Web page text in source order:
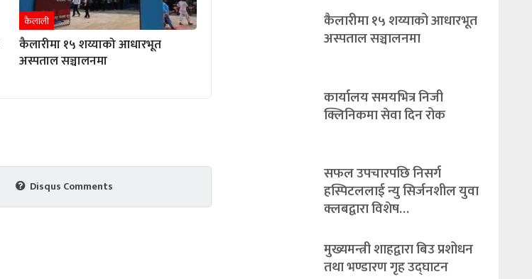
कैलाली
कैलारीमा १५ शय्याको आधारभूत
अस्पताल सञ्चालनमा
Disqus Comments
कैलारीमा १५ शय्याको आधारभूत
अस्पताल सञ्चालनमा
कार्यालय समयभित्र निजी
क्लिनिकमा सेवा दिन रोक
सफल उपचारपछि निसर्ग
हस्पिटललाई न्यु सिर्जनशील युवा
क्लबद्वारा विशेष…
मुख्यमन्त्री शाहद्वारा बिउ प्रशोधन
तथा भण्डारण गृह उद्घाटन